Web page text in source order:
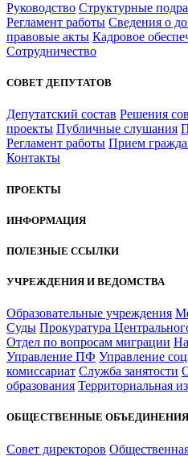
Руководство Структурные
Регламент работы Сведения о
правовые акты Кадровое
Сотрудничество
СОВЕТ ДЕПУТАТОВ
Депутатский состав Решения
проекты Публичные слушания
Регламент работы Прием
Контакты
ПРОЕКТЫ
ИНФОРМАЦИЯ
ПОЛЕЗНЫЕ ССЫЛКИ
УЧРЕЖДЕНИЯ И ВЕДОМСТВА
Образовательные учреждения
Суды Прокуратура
Отдел по вопросам миграции
Управление ПФ Управление
комиссариат Служба занятости
образования Территориальная
ОБЩЕСТВЕННЫЕ ОБЪЕДИНЕНИЯ
Совет директоров